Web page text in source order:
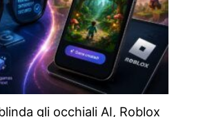
gli occhiali AI, Roblox